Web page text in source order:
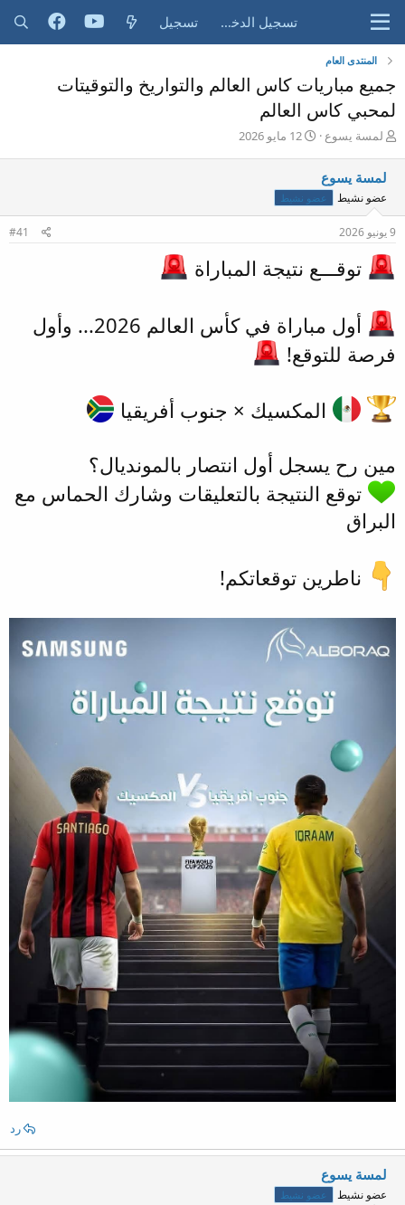
تسجيل الدخول تسجيل
المنتدى العام
جميع مباريات كاس العالم والتواريخ والتوقيتات
لمحبي كاس العالم
ب
ئ
ا
ل
م
ض
و
لمسة يسوع
ت
خ
ا
د
ء
12 مايو 2026
لمسة يسوع
عضو نشيط عضو نشيط
9 يونيو 2026 #41
توقـــع نتيجة المباراة
أول مباراة في كأس العالم 2026... وأول
فرصة للتوقع!
المكسيك × جنوب أفريقيا
مين رح يسجل أول انتصار بالمونديال؟
توقع النتيجة بالتعليقات وشارك الحماس مع
البراق
ناطرين توقعاتكم!
رد
لمسة يسوع
عضو نشيط عضو نشيط